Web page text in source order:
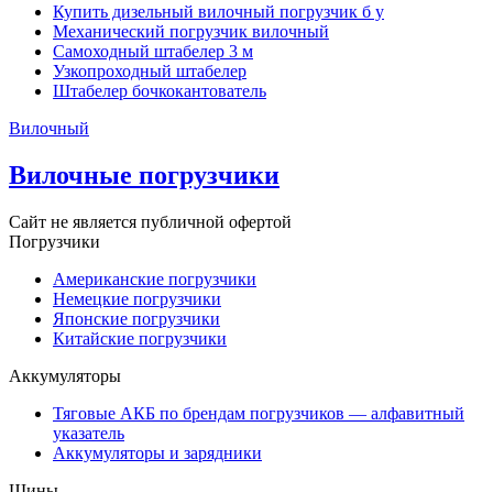
Купить дизельный вилочный погрузчик б у
Механический погрузчик вилочный
Самоходный штабелер 3 м
Узкопроходный штабелер
Штабелер бочкокантователь
Вилочный
Вилочные погрузчики
Сайт не является публичной офертой
Погрузчики
Американские погрузчики
Немецкие погрузчики
Японские погрузчики
Китайские погрузчики
Аккумуляторы
Тяговые АКБ по брендам погрузчиков — алфавитный
указатель
Аккумуляторы и зарядники